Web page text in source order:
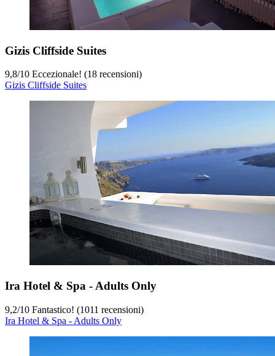
Gizis Cliffside Suites
9,8/10 Eccezionale! (18 recensioni)
Gizis Cliffside Suites
Ira Hotel & Spa - Adults Only
9,2/10 Fantastico! (1011 recensioni)
Ira Hotel & Spa - Adults Only